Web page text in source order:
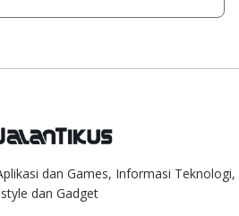
menjawab setiap pertanyaan yang
dan Games, Informasi Teknologi,
dan Gadget